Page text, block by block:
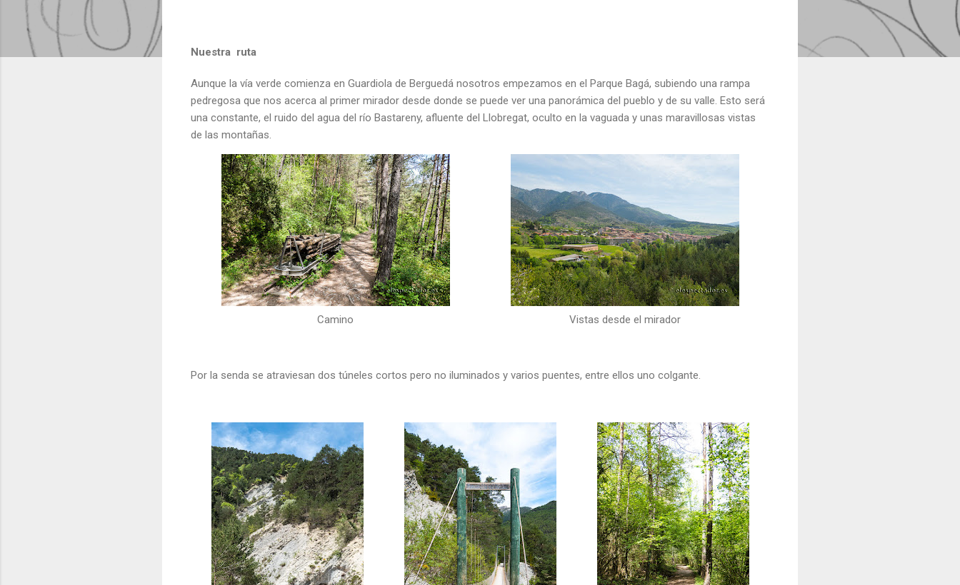
Nuestra ruta
Aunque la vía verde comienza en Guardiola de Berguedá nosotros empezamos en el Parque Bagá, subiendo una rampa
pedregosa que nos acerca al primer mirador desde donde se puede ver una panorámica del pueblo y de su valle. Esto será
una constante, el ruido del agua del río Bastareny, afluente del Llobregat, oculto en la vaguada y unas maravillosas vistas
de las montañas.
Camino Vistas desde el mirador
Por la senda se atraviesan dos túneles cortos pero no iluminados y varios puentes, entre ellos uno colgante.